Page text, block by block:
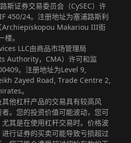
斯证券交易委员会（CySEC）许
450/24。注册地址为塞浦路斯利
Archiepiskopou Makariou III街
。
LLC由商品市场管理局
Authority，CMA）许可和监
。注册地址为Level 9,
Zayed Road, Trade Centre 2,
。
他杠杆产品的交易具有较高风
。您的投资价值可能波动，您可
其是在使用杠杆交易时。价格波
行证券的买卖可能导致亏损超过